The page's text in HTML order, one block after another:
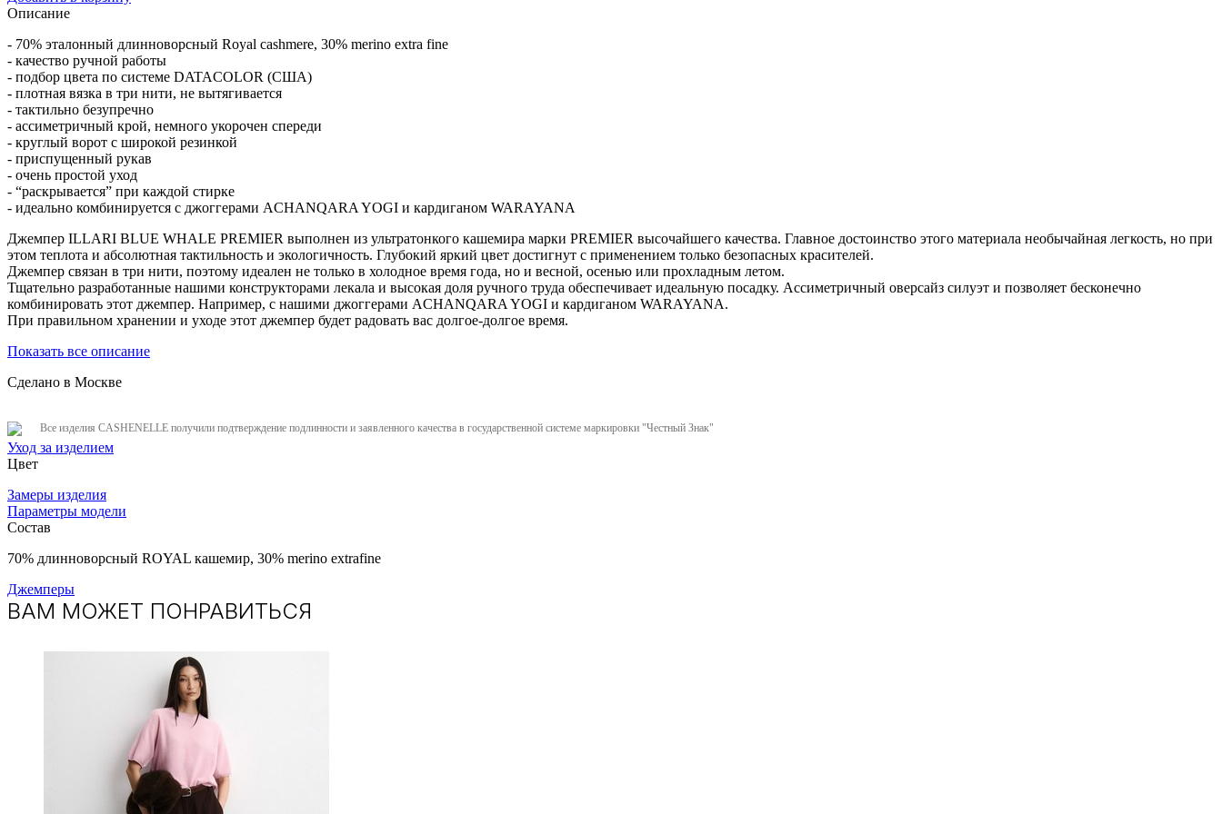
Описание
- 70% эталонный длинноворсный Royal cashmere, 30% merino extra fine
- качество ручной работы
- подбор цвета по системе DATACOLOR (США)
- плотная вязка в три нити, не вытягивается
- тактильно безупречно
- ассиметричный крой, немного укорочен спереди
- круглый ворот с широкой резинкой
- приспущенный рукав
- очень простой уход
- “раскрывается” при каждой стирке
- идеально комбинируется с джоггерами ACHANQARA YOGI и кардиганом WARAYANA
Джемпер ILLARI BLUE WHALE PREMIER выполнен из ультратонкого кашемира марки PREMIER высочайшего качества. Главное достоинство этого материала необычайная легкость, но при
этом теплота и абсолютная тактильность и экологичность. Глубокий яркий цвет достигнут с применением только безопасных красителей.
Джемпер связан в три нити, поэтому идеален не только в холодное время года, но и весной, осенью или прохладным летом.
Тщательно разработанные нашими конструкторами лекала и высокая доля ручного труда обеспечивает идеальную посадку. Ассиметричный оверсайз силуэт и позволяет бесконечно
комбинировать этот джемпер. Например, с нашими джоггерами ACHANQARA YOGI и кардиганом WARAYANA.
При правильном хранении и уходе этот джемпер будет радовать вас долгое-долгое время.
Показать все описание
Сделано в Москве
Все изделия CASHENELLE получили подтверждение подлинности и заявленного качества в государственной системе маркировки "Честный Знак"
Уход за изделием
Цвет
Замеры изделия
Параметры модели
Состав
70% длинноворсный ROYAL кашемир, 30% merino extrafine
Джемперы
ВАМ МОЖЕТ ПОНРАВИТЬСЯ